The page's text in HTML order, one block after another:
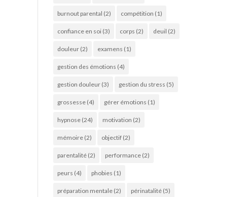
burnout parental (2) compétition (1)
confiance en soi (3) corps (2) deuil (2)
douleur (2) examens (1)
gestion des émotions (4)
gestion douleur (3) gestion du stress (5)
grossesse (4) gérer émotions (1)
hypnose (24) motivation (2)
mémoire (2) objectif (2)
parentalité (2) performance (2)
peurs (4) phobies (1)
préparation mentale (2) périnatalité (5)